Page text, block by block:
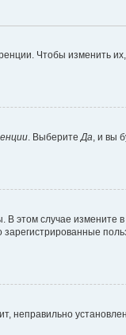
Чтобы изменить
. Выберите Да , и вы
этом случае измените
неправильно